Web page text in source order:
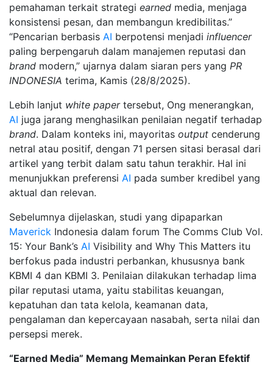
pemahaman terkait strategi earned media, menjaga
konsistensi pesan, dan membangun kredibilitas.”
“Pencarian berbasis AI berpotensi menjadi influencer
paling berpengaruh dalam manajemen reputasi dan
brand modern,” ujarnya dalam siaran pers yang PR
INDONESIA terima, Kamis (28/8/2025).
Lebih lanjut white paper tersebut, Ong menerangkan,
AI juga jarang menghasilkan penilaian negatif terhadap
brand. Dalam konteks ini, mayoritas output cenderung
netral atau positif, dengan 71 persen sitasi berasal dari
artikel yang terbit dalam satu tahun terakhir. Hal ini
menunjukkan preferensi AI pada sumber kredibel yang
aktual dan relevan.
Sebelumnya dijelaskan, studi yang dipaparkan
Maverick Indonesia dalam forum The Comms Club Vol.
15: Your Bank’s AI Visibility and Why This Matters itu
berfokus pada industri perbankan, khususnya bank
KBMI 4 dan KBMI 3. Penilaian dilakukan terhadap lima
pilar reputasi utama, yaitu stabilitas keuangan,
kepatuhan dan tata kelola, keamanan data,
pengalaman dan kepercayaan nasabah, serta nilai dan
persepsi merek.
“Earned Media” Memang Memainkan Peran Efektif